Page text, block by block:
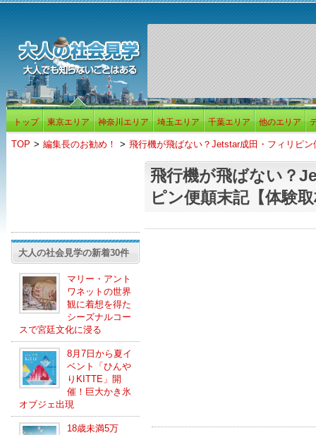
トップ 東京エリア 神奈川エリア 埼玉エリア 千葉エリア 他のエリア
TOP > 編集長のお勧め！ > 飛行機が飛ばない？Jetstar成田・フィリピ
大人の社会見学の新着30件
マリー・アント
ワネットの世界
観に着想を得た
シーズナルコー
スで宮廷文化に浸る
8月7日から夏イ
ベント「ひんや
りKITTE」開
催！巨大かき氷
オブジェ出現
18歳未満5万
飛行機が飛ばない？
ピン便顛末記【体験